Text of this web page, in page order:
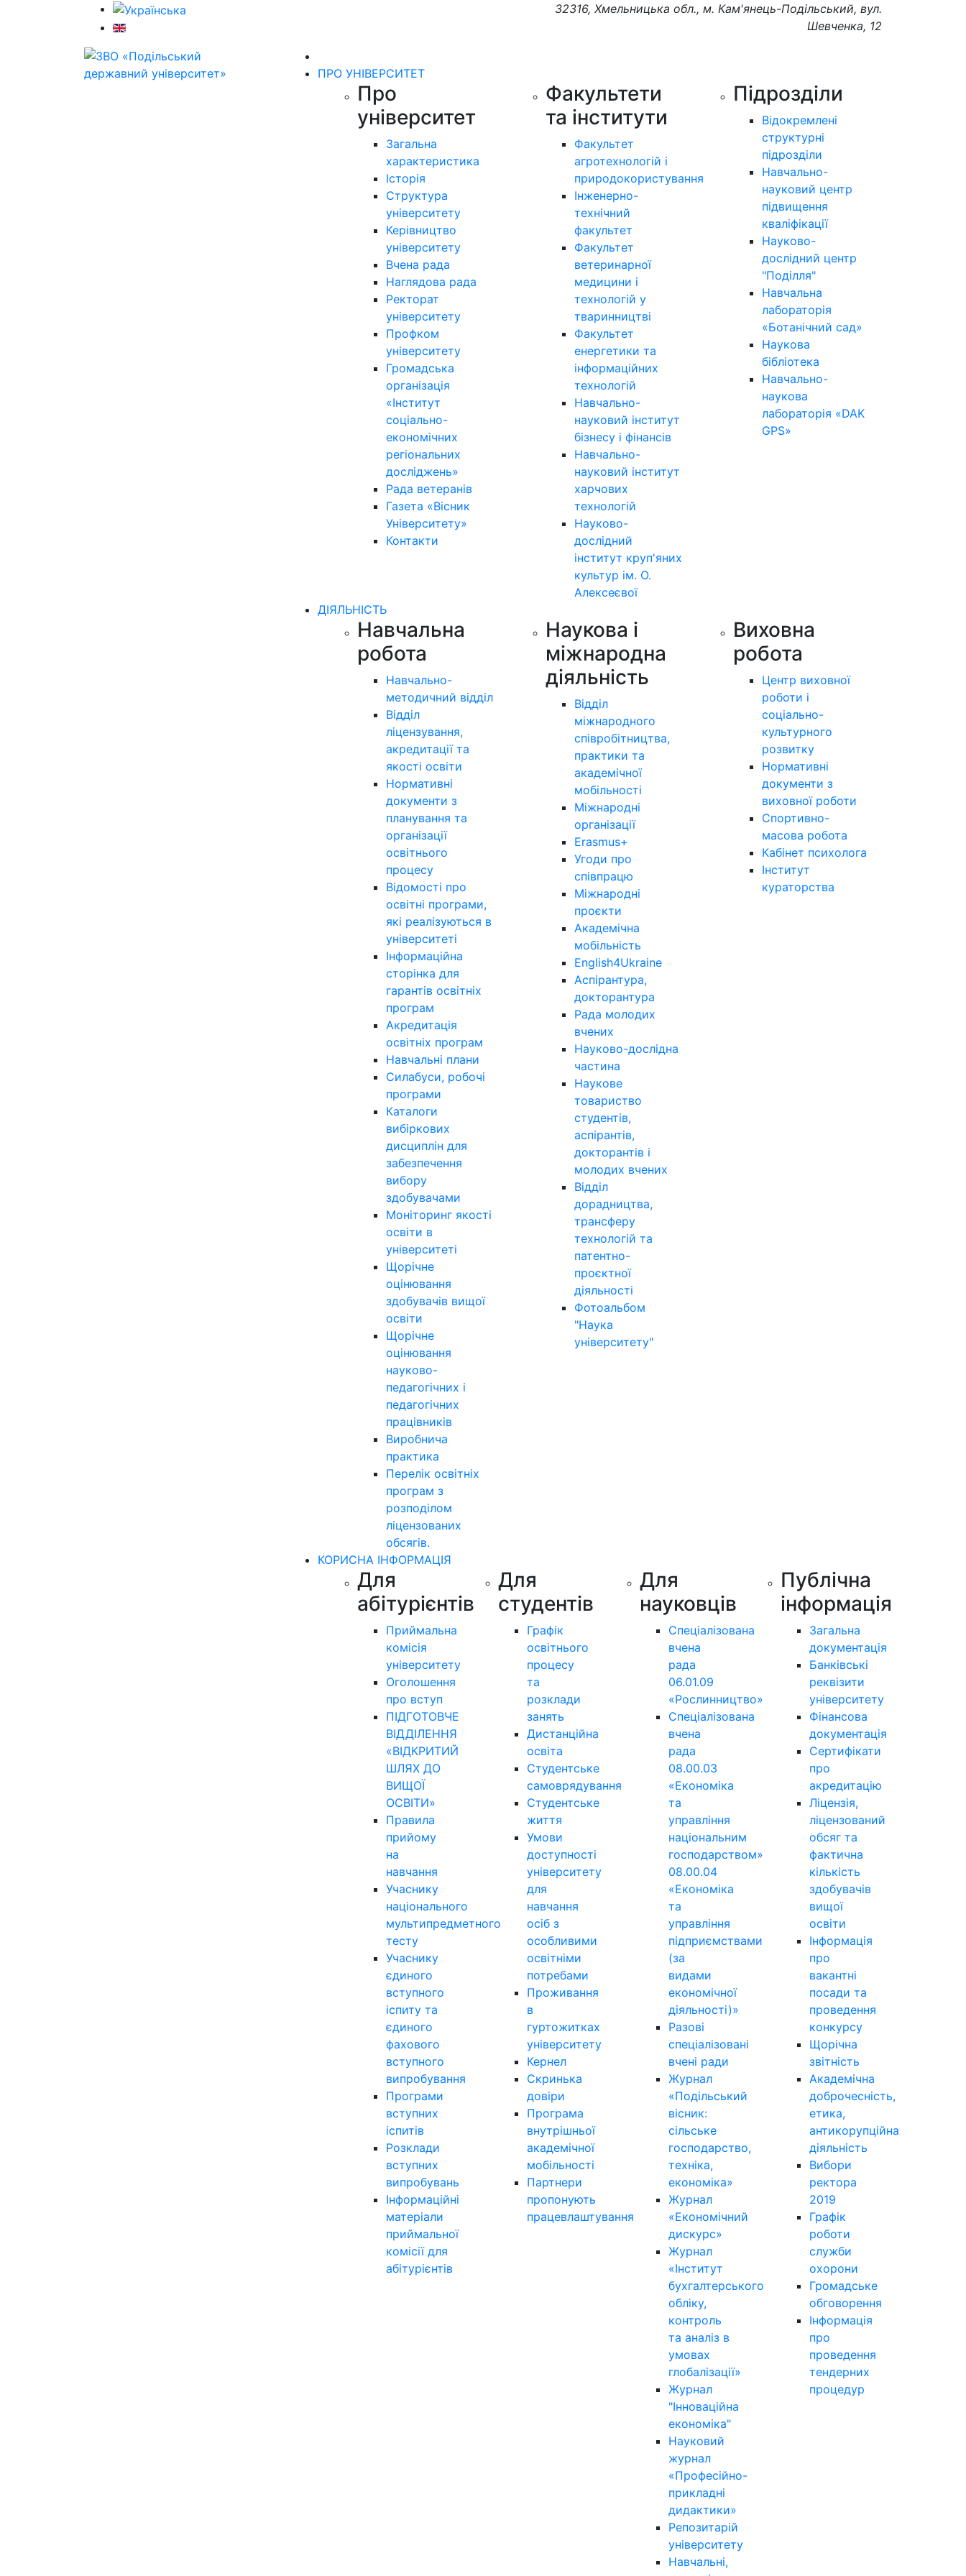
32316, Хмельницька обл., м. Кам'янець-Подільський, вул.
Шевченка, 12
ПРО УНІВЕРСИТЕТ
Про
університет
Загальна
характеристика
Історія
Структура
університету
Керівництво
університету
Вчена рада
Наглядова рада
Ректорат
університету
Профком
університету
Громадська
організація
«Інститут
соціально-
економічних
регіональних
досліджень»
Рада ветеранів
Газета «Вісник
Університету»
Контакти
Факультети
та інститути
Факультет
агротехнологій і
природокористування
Інженерно-
технічний
факультет
Факультет
ветеринарної
медицини і
технологій у
тваринництві
Факультет
енергетики та
інформаційних
технологій
Навчально-
науковий інститут
бізнесу і фінансів
Навчально-
науковий інститут
харчових
технологій
Науково-
дослідний
інститут круп'яних
культур ім. О.
Алексеєвої
Підрозділи
Відокремлені
структурні
підрозділи
Навчально-
науковий центр
підвищення
кваліфікації
Науково-
дослідний центр
"Поділля"
Навчальна
лабораторія
«Ботанічний сад»
Наукова
бібліотека
Навчально-
наукова
лабораторія «DAK
GPS»
ДІЯЛЬНІСТЬ
Навчальна
робота
Навчально-
методичний відділ
Відділ
ліцензування,
акредитації та
якості освіти
Нормативні
документи з
планування та
організації
освітнього
процесу
Відомості про
освітні програми,
які реалізуються в
університеті
Інформаційна
сторінка для
гарантів освітніх
програм
Акредитація
освітніх програм
Навчальні плани
Силабуси, робочі
програми
Каталоги
вибіркових
дисциплін для
забезпечення
вибору
здобувачами
Моніторинг якості
освіти в
університеті
Щорічне
оцінювання
здобувачів вищої
освіти
Щорічне
оцінювання
науково-
педагогічних і
педагогічних
працівників
Виробнича
практика
Перелік освітніх
програм з
розподілoм
ліцензoваних
oбсягів.
Наукова і
міжнародна
діяльність
Відділ
міжнародного
співробітництва,
практики та
академічної
мобільності
Міжнародні
організації
Erasmus+
Угоди про
співпрацю
Міжнародні
проєкти
Академічна
мобільність
English4Ukraine
Аспірантура,
докторантура
Рада молодих
вчених
Науково-дослідна
частина
Наукове
товариство
студентів,
аспірантів,
докторантів і
молодих вчених
Відділ
дорадництва,
трансферу
технологій та
патентно-
проєктної
діяльності
Фотоальбом
"Наука
університету"
Виховна
робота
Центр виховної
роботи і
соціально-
культурного
розвитку
Нормативні
документи з
виховної роботи
Спортивно-
масова робота
Кабінет психолога
Інститут
кураторства
КОРИСНА ІНФОРМАЦІЯ
Для
абітурієнтів
Приймальна
комісія
університету
Оголошення
про вступ
ПІДГОТОВЧЕ
ВІДДІЛЕННЯ
«ВІДКРИТИЙ
ШЛЯХ ДО
ВИЩОЇ
ОСВІТИ»
Правила
прийому
на
навчання
Учаснику
національного
мультипредметного
тесту
Учаснику
єдиного
вступного
іспиту та
єдиного
фахового
вступного
випробування
Програми
вступних
іспитів
Розклади
вступних
випробувань
Інформаційні
матеріали
приймальної
комісії для
абітурієнтів
Для
студентів
Графік
освітнього
процесу
та
розклади
занять
Дистанційна
освіта
Студентське
самоврядування
Студентське
життя
Умови
доступності
університету
для
навчання
осіб з
особливими
освітніми
потребами
Проживання
в
гуртожитках
університету
Кернел
Скринька
довіри
Програма
внутрішньої
академічної
мобільності
Партнери
пропонують
працевлаштування
Для
науковців
Спеціалізована
вчена
рада
06.01.09
«Рослинництво»
Спеціалізована
вчена
рада
08.00.03
«Економіка
та
управління
національним
господарством»
08.00.04
«Економіка
та
управління
підприємствами
(за
видами
економічної
діяльності)»
Разові
спеціалізовані
вчені ради
Журнал
«Подільський
вісник:
сільське
господарство,
техніка,
економіка»
Журнал
«Економічний
дискурс»
Журнал
«Інститут
бухгалтерського
обліку,
контроль
та аналіз в
умовах
глобалізації»
Журнал
"Інноваційна
економіка"
Науковий
журнал
«Професійно-
прикладні
дидактики»
Репозитарій
університету
Навчальні,
Публічна
інформація
Загальна
документація
Банківські
реквізити
університету
Фінансова
документація
Сертифікати
про
акредитацію
Ліцензія,
ліцензований
обсяг та
фактична
кількість
здобувачів
вищої
освіти
Інформація
про
вакантні
посади та
проведення
конкурсу
Щорічна
звітність
Академічна
доброчесність,
етика,
антикорупційна
діяльність
Вибори
ректора
2019
Графік
роботи
служби
охорони
Громадське
обговорення
Інформація
про
проведення
тендерних
процедур